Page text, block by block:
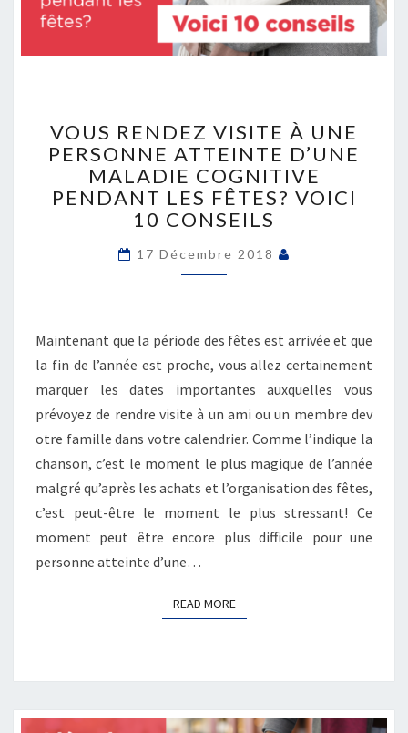
VISITE
À
UNE
PERSONNE
ATTEINTE
MALADIE
COGNITIVE
FÊTES?
VOICI
10
VOUS RENDEZ VISITE À UNE
PERSONNE ATTEINTE D’UNE
MALADIE COGNITIVE
PENDANT LES FÊTES? VOICI
10 CONSEILS
17 Décembre 2018
Maintenant que la période des fêtes est arrivée et que
la fin de l’année est proche, vous allez certainement
marquer les dates importantes auxquelles vous
prévoyez de rendre visite à un ami ou un membre dev
otre famille dans votre calendrier. Comme l’indique la
chanson, c’est le moment le plus magique de l’année
malgré qu’après les achats et l’organisation des fêtes,
c’est peut-être le moment le plus stressant! Ce
moment peut être encore plus difficile pour une
personne atteinte d’une…
READ MOREREAD MORE